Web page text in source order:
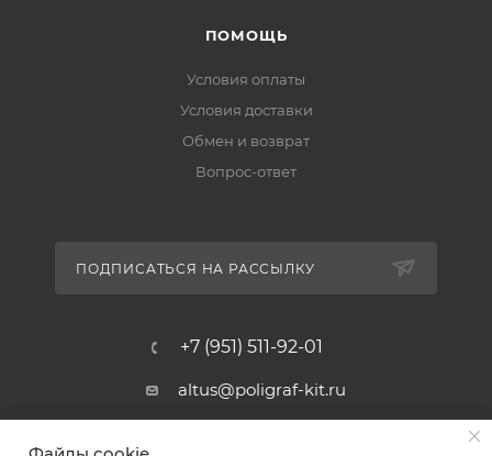
ПОМОЩЬ
Условия оплаты
Условия доставки
Обмен и возврат
Вопрос-ответ
ПОДПИСАТЬСЯ НА РАССЫЛКУ
+7 (951) 511-92-01
altus@poligraf-kit.ru